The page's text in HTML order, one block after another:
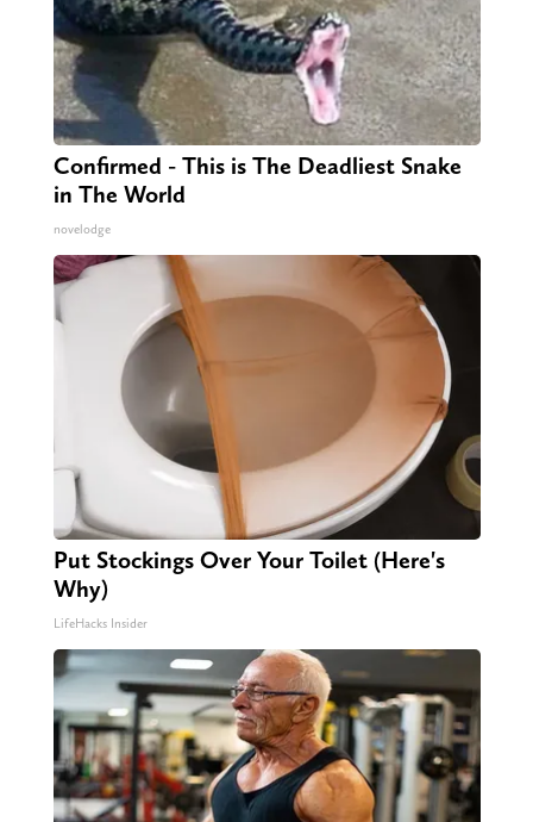
Confirmed - This is The Deadliest Snake
in The World
novelodge
Put Stockings Over Your Toilet (Here's
Why)
LifeHacks Insider